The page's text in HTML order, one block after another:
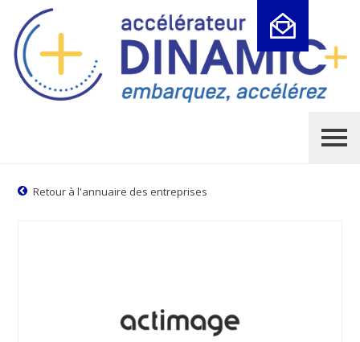
Retour à l'annuaire des entreprises
Cookies management panel